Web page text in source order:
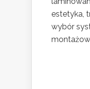
estetyka,
wybór